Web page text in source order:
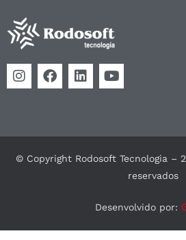
© Copyright Rodosoft Tecnologia –
reservados
Desenvolvido por: